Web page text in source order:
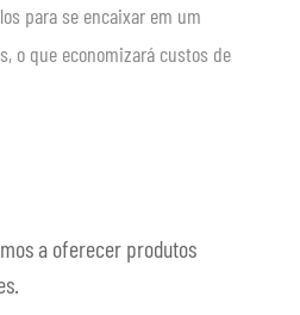
para se encaixar em um
o que economizará custos de
a oferecer produtos